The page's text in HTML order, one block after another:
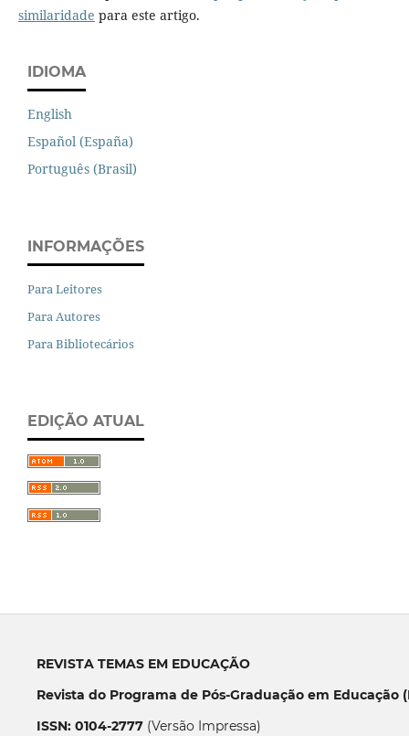
similaridade para este artigo.
IDIOMA
English
Español (España)
Português (Brasil)
INFORMAÇÕES
Para Leitores
Para Autores
Para Bibliotecários
EDIÇÃO ATUAL
REVISTA TEMAS EM EDUCAÇÃO
Revista do Programa de Pós-Graduação em Educação
ISSN: 0104-2777(Versão Impressa)